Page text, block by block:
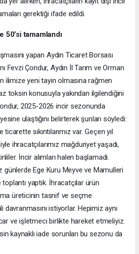
gerektiği ifade edildi.
50’si tamamlandı
yapan Aydın Ticaret Borsası
Fevzi Çondur, Aydın İl Tarım ve Orman
ilimize yeni tayin olmasına rağmen
toksin konusuyla yakından ilgilendiğini
2025-2026 incir sezonunda
ulaştığını belirterek şunları söyledi:
ticarette sıkıntılarımız var. Geçen yıl
ihracatçılarımız mağduriyet yaşadı,
İncir alımları halen başlamadı.
günlerde Ege Kuru Meyve ve Mamulleri
toplantı yaptık. İhracatçılar ürün
üreticinin tasnif ve seçme
istiyorlar. Hepimiz aynı
ve işletmeci birlikte hareket etmeliyiz.
kaynaklı iade sorunları bu sezonu da